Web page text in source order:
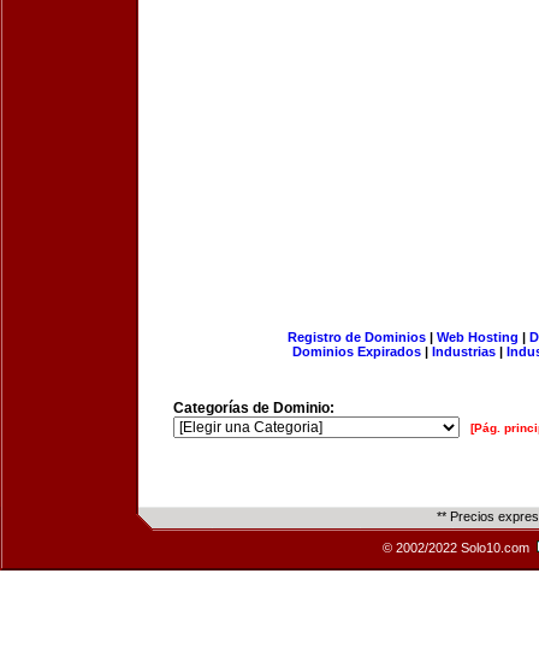
Registro de Dominios| Web Hosting |
Dominios Expirados | Industrias |
Categorías de Dominio:
[Pág.
** Precios
© 2002/2022 Solo10.com